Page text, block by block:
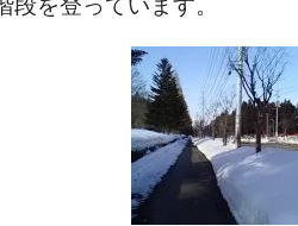
を登っています。